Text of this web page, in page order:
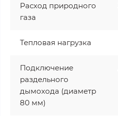
Расход природного
газа
Тепловая нагрузка
Подключение
раздельного
дымохода (диаметр
80 мм)